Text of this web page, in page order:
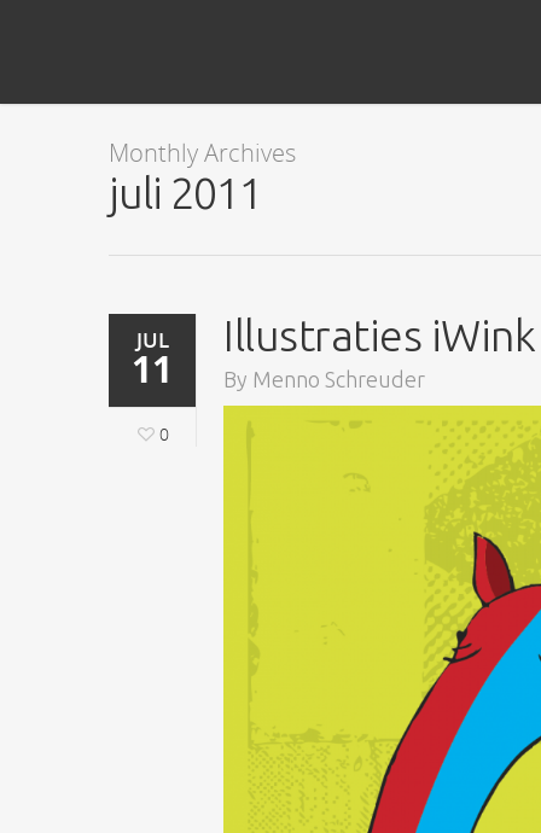
Monthly Archives
juli 2011
JUL
11
0
Illustraties iWink
By Menno Schreuder